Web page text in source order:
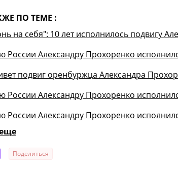
ПО ТЕМЕ :
на себя": 10 лет исполнилось подвигу
России Александру Прохоренко
подвиг оренбуржца Александра
России Александру Прохоренко
России Александру Прохоренко
Поделиться